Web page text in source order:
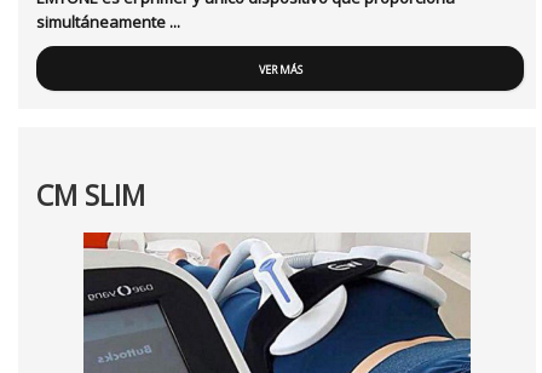
simultáneamente ...
VER MÁS
CM SLIM